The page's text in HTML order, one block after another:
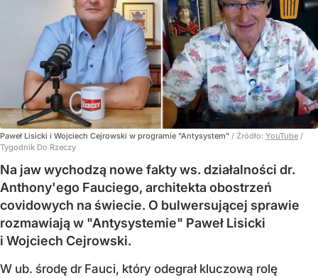
Paweł Lisicki i Wojciech Cejrowski w programie "Antysystem" / Źródło: YouTube /
Tygodnik Do Rzeczy
Na jaw wychodzą nowe fakty ws. działalności dr.
Anthony'ego Fauciego, architekta obostrzeń
covidowych na świecie. O bulwersującej sprawie
rozmawiają w "Antysystemie" Paweł Lisicki
i Wojciech Cejrowski.
W ub. środę dr Fauci, który odegrał kluczową rolę